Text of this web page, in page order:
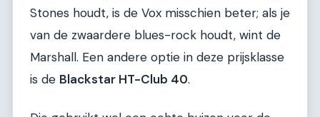
Stones houdt, is de Vox misschien beter; als je
van de zwaardere blues-rock houdt, wint de
Marshall. Een andere optie in deze prijsklasse
is de Blackstar HT-Club 40.